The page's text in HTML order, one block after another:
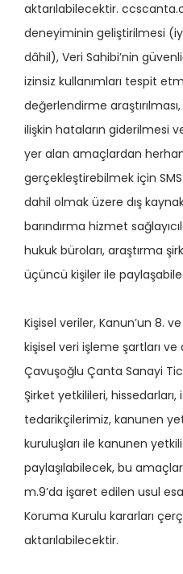
aktarılabilecektir.
deneyiminin geliştirilmesi
dâhil), Veri Sahibi’nin
izinsiz kullanımları tespit
değerlendirme
ilişkin hataların giderilmesi
yer alan amaçlardan
gerçekleştirebilmek için
dahil olmak üzere dış
barındırma hizmet
hukuk büroları, araştırma
üçüncü kişiler ile
Kişisel veriler, Kanun’un 8.
kişisel veri işleme şartları
Çavuşoğlu Çanta Sanayi
Şirket yetkilileri, hissedarları,
tedarikçilerimiz, kanunen
kuruluşları ile kanunen
paylaşılabilecek, bu
m.9’da işaret edilen usul
Koruma Kurulu kararları
aktarılabilecektir.